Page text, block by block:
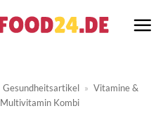
Gesundheitsartikel » Vitamine &
Multivitamin Kombi